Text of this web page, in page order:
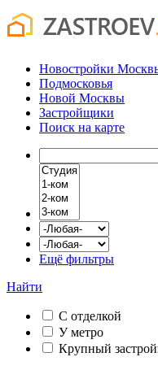
Новостройки
Подмосковья
Новой Москвы
Застройщики
Поиск на карте
Ещё фильтры
Найти
С отделкой
У метро
Крупный